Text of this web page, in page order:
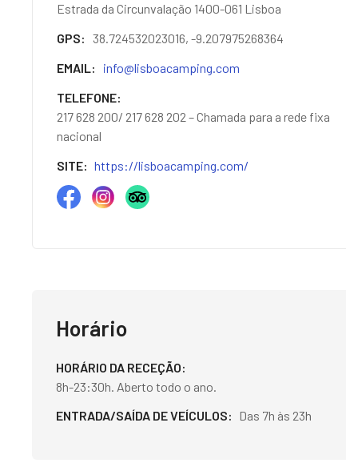
Estrada da Circunvalação 1400-061 Lisboa
GPS
38.724532023016, -9.207975268364
EMAIL
info@lisboacamping.com
TELEFONE
217 628 200/ 217 628 202 – Chamada para a rede fixa
nacional
SITE
https://lisboacamping.com/
Horário
HORÁRIO DA RECEÇÃO
8h-23:30h. Aberto todo o ano.
ENTRADA/SAÍDA DE VEÍCULOS
Das 7h às 23h